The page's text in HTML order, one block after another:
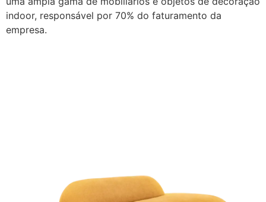
indoor, responsável por 70% do faturamento da
empresa.